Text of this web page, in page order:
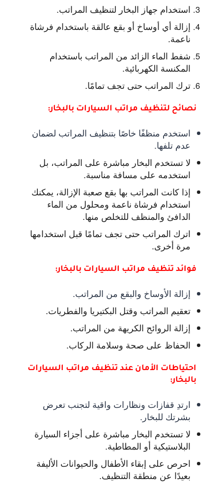
استخدام جهاز البخار لتنظيف المراتب.
إزالة أي أوساخ أو بقع عالقة باستخدام فرشاة
ناعمة.
شفط الماء الزائد من المراتب باستخدام
المكنسة الكهربائية.
ترك المراتب حتى تجف تمامًا.
نصائح لتنظيف مراتب السيارات بالبخار:
استخدم منظفًا خاصًا بتنظيف المراتب لضمان
عدم تلفها.
لا تستخدم البخار مباشرة على المراتب، بل
استخدمه على مسافة مناسبة.
إذا كانت المراتب بها بقع صعبة الإزالة، يمكنك
استخدام فرشاة ناعمة ومحلول من الماء
الدافئ والمنظف للتخلص منها.
اترك المراتب حتى تجف تمامًا قبل استخدامها
مرة أخرى.
فوائد تنظيف مراتب السيارات بالبخار:
إزالة الأوساخ والبقع من المراتب.
تعقيم المراتب وقتل البكتيريا والفطريات.
إزالة الروائح الكريهة من المراتب.
الحفاظ على صحة وسلامة الركاب.
احتياطات الأمان عند تنظيف مراتب السيارات
بالبخار:
ارتدِ قفازات ونظارات واقية لتجنب تعرض
بشرتك للبخار.
لا تستخدم البخار مباشرة على أجزاء السيارة
البلاستيكية أو المطاطية.
احرص على إبقاء الأطفال والحيوانات الأليفة
بعيدًا عن منطقة التنظيف.